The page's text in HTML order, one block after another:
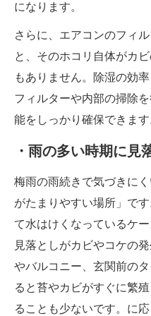
になります。
さらに、エアコンのフィ
と、そのホコリ自体がカ
もありません。除湿の効
フィルターや内部の掃除
能をしっかり確保できます
・雨の多い時期に見
梅雨の雨続きで気づきに
がたまりやすい場所」で
て水はけくなっているケ
見落としがカビやコケの
やバルコニー、玄関前の
ると苔やカビがすぐに繁
ることも少ないです。に